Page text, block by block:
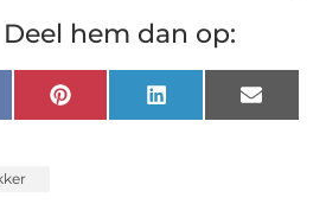
hem dan op:
Pinterest LinkedIn Email